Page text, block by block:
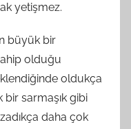
yetişmez.
büyük bir
olduğu
oldukça
sarmaşık gibi
daha çok